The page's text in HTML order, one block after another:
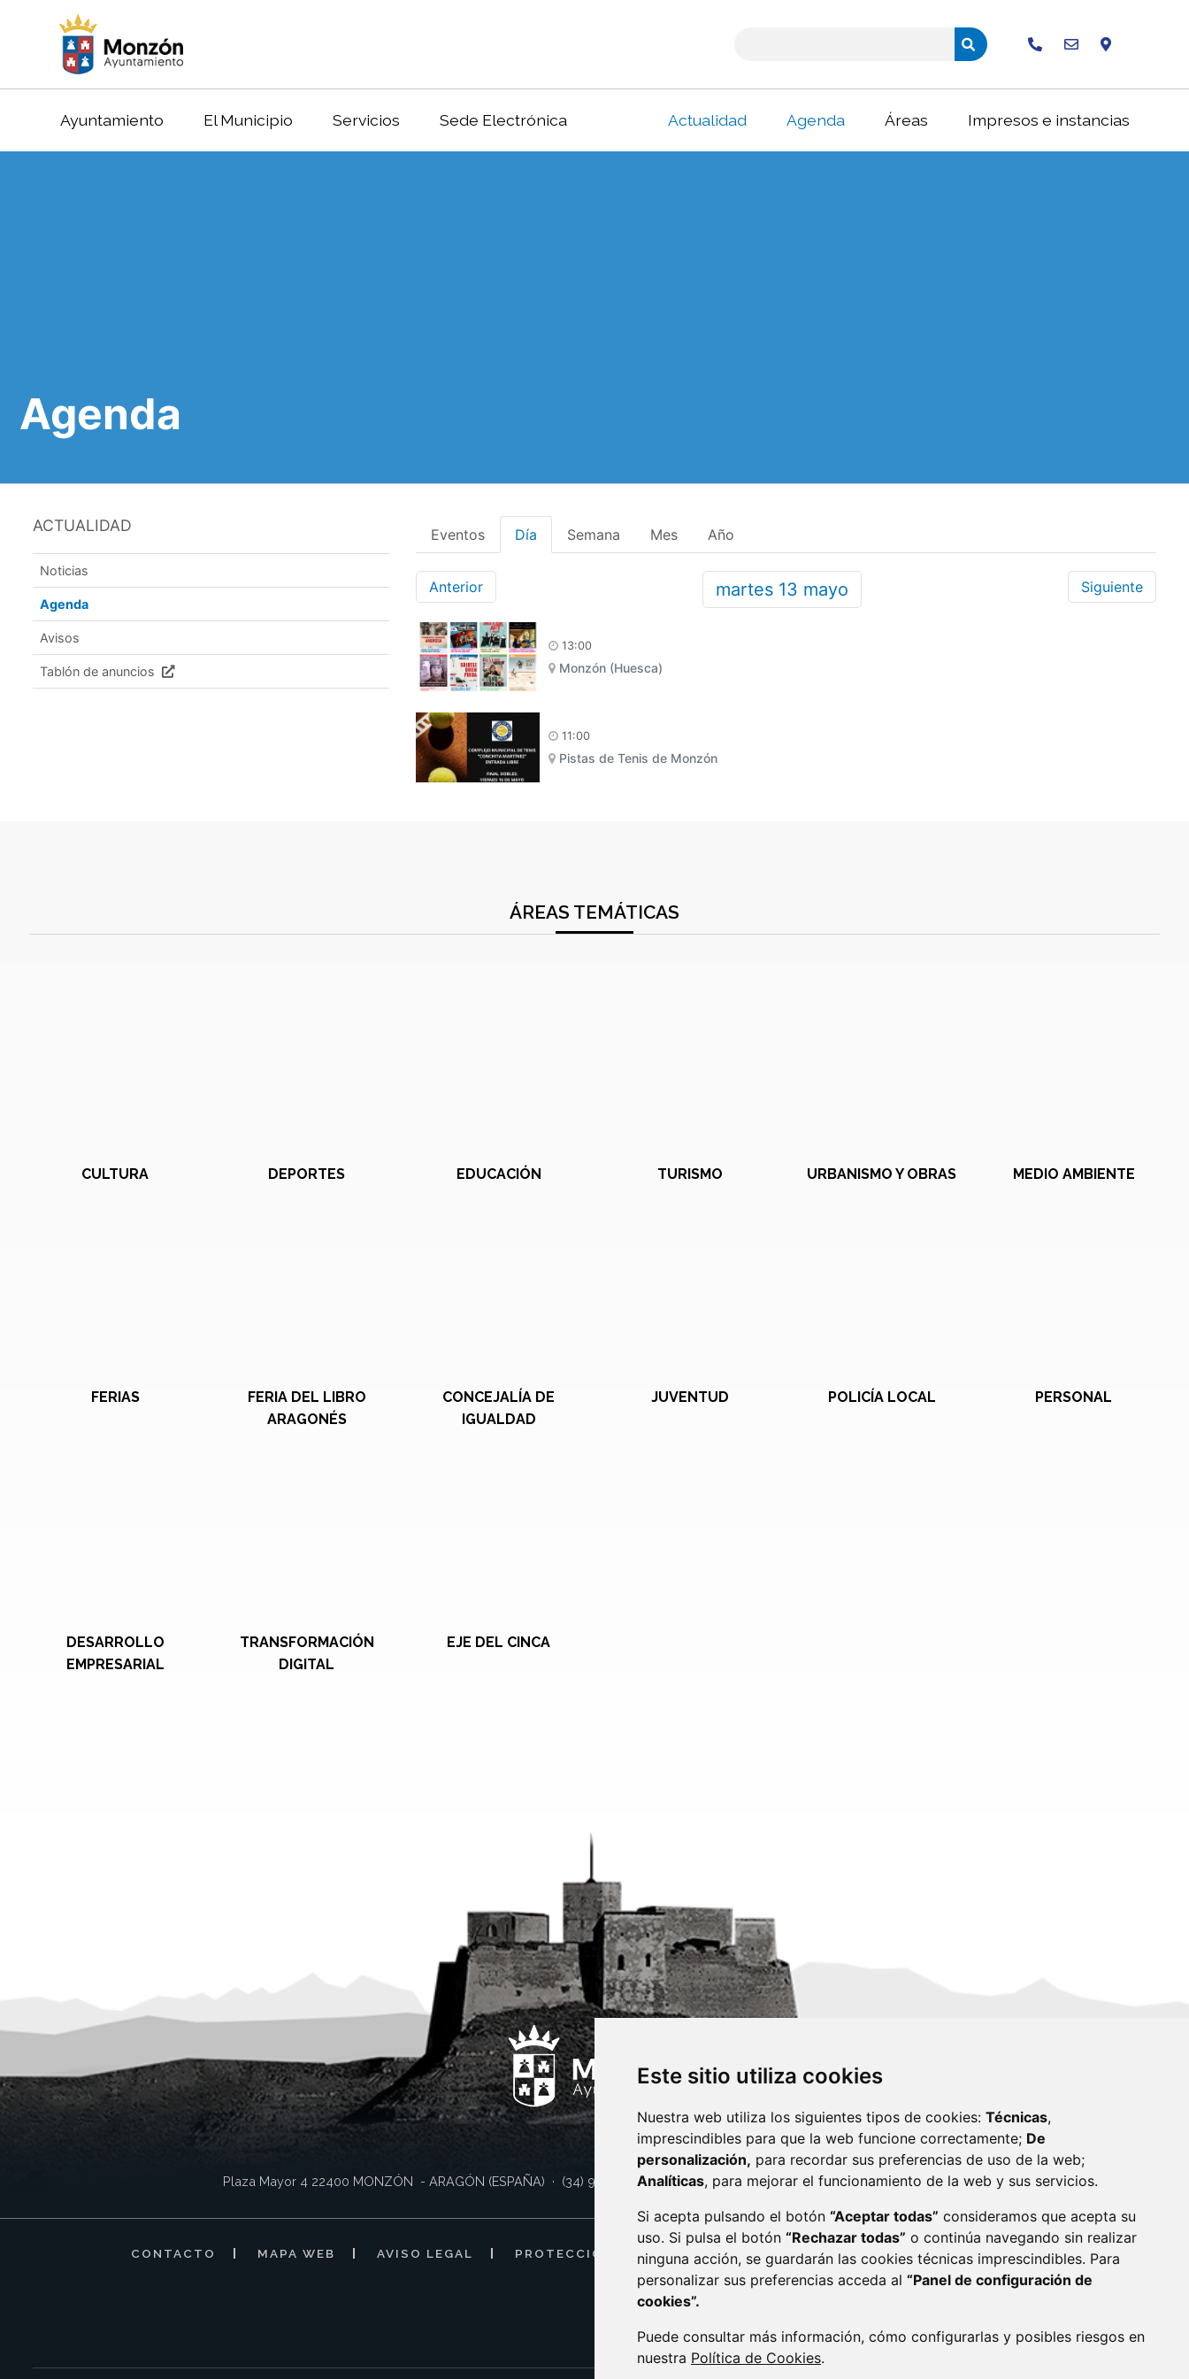
Este sitio utiliza cookies
Nuestra web utiliza los siguientes tipos de cookies: Técnicas,
imprescindibles para que la web funcione correctamente; De
personalización, para recordar sus preferencias de uso de la web;
Analíticas, para mejorar el funcionamiento de la web y sus servicios.
Si acepta pulsando el botón “Aceptar todas” consideramos que acepta su
uso. Si pulsa el botón “Rechazar todas” o continúa navegando sin realizar
ninguna acción, se guardarán las cookies técnicas imprescindibles. Para
personalizar sus preferencias acceda al “Panel de configuración de
cookies”.
Puede consultar más información, cómo configurarlas y posibles riesgos en
nuestra Política de Cookies.
Ayuntamiento El Municipio Servicios Sede Electrónica Actualidad Agenda Áreas Impresos e instancias
Agenda
ACTUALIDAD
Noticias
Agenda
Avisos
Tablón de anuncios
Eventos Día Semana Mes Año
Anterior martes 13 mayo Siguiente
13:00
Monzón (Huesca)
11:00
Pistas de Tenis de Monzón
ÁREAS TEMÁTICAS
CULTURA DEPORTES EDUCACIÓN TURISMO URBANISMO Y OBRAS MEDIO AMBIENTE
FERIAS
FERIA DEL LIBRO
ARAGONÉS
CONCEJALÍA DE
IGUALDAD
JUVENTUD POLICÍA LOCAL PERSONAL
DESARROLLO
EMPRESARIAL
TRANSFORMACIÓN
DIGITAL
EJE DEL CINCA
Plaza Mayor 4 22400 MONZÓN - ARAGÓN (ESPAÑA) · (34) 974 400 700 ·sac@monzon.es monzon.es
CONTACTO MAPA WEB AVISO LEGAL PROTECCIÓN DE DATOS POLÍTICA DE COOKIES
ACCESIBILIDAD